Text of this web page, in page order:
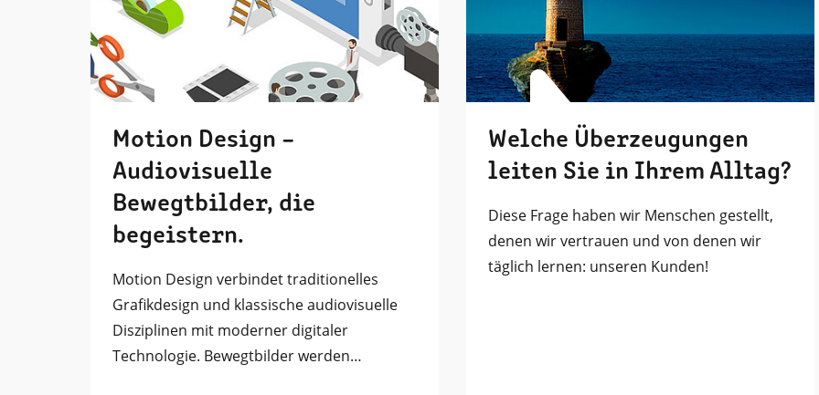
Motion Design –
Audiovisuelle
Bewegtbilder, die
begeistern.
Motion Design verbindet traditionelles
Grafikdesign und klassische audiovisuelle
Disziplinen mit moderner digitaler
Technologie. Bewegtbilder werden…
Welche Überzeugungen
leiten Sie in Ihrem Alltag?
Diese Frage haben wir Menschen gestellt,
denen wir vertrauen und von denen wir
täglich lernen: unseren Kunden!